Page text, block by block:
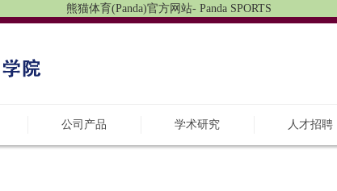
熊猫体育(Panda)官方网站- Panda SPORTS
公司产品 学术研究 人才招聘